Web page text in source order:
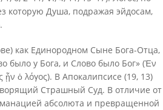
которую Душа, подражая эйдосам,
как Единородном Сыне Бога-Отца,
было у Бога, и Слово было Бог» (Ἐν
ᾖν ὁ λόγος). В Апокалипсисе (19, 13)
Страшный Суд. В отличие от
абсолюта и превращенной